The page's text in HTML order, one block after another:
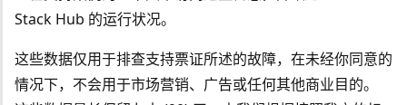
Stack Hub 的运行状况。
这些数据仅用于排查支持票证所述的故障，在未经你同意的
情况下，不会用于市场营销、广告或任何其他商业目的。